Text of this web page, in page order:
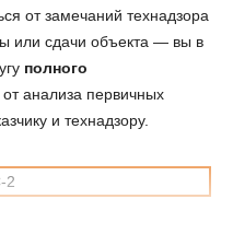
от замечаний технадзора
или сдачи объекта — вы в
полного
, от анализа первичных
и технадзору.